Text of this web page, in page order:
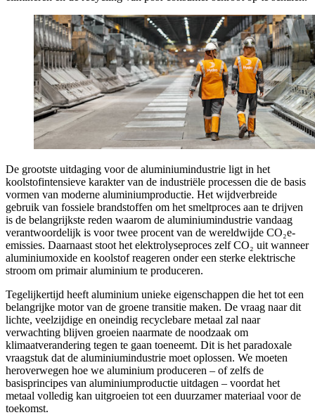
De grootste uitdaging voor de aluminiumindustrie ligt in het
koolstofintensieve karakter van de industriële processen die de basis
vormen van moderne aluminiumproductie. Het wijdverbreide
gebruik van fossiele brandstoffen om het smeltproces aan te drijven
is de belangrijkste reden waarom de aluminiumindustrie vandaag
verantwoordelijk is voor twee procent van de wereldwijde CO₂e-
emissies. Daarnaast stoot het elektrolyseproces zelf CO₂ uit wanneer
aluminiumoxide en koolstof reageren onder een sterke elektrische
stroom om primair aluminium te produceren.
Tegelijkertijd heeft aluminium unieke eigenschappen die het tot een
belangrijke motor van de groene transitie maken. De vraag naar dit
lichte, veelzijdige en oneindig recyclebare metaal zal naar
verwachting blijven groeien naarmate de noodzaak om
klimaatverandering tegen te gaan toeneemt. Dit is het paradoxale
vraagstuk dat de aluminiumindustrie moet oplossen. We moeten
heroverwegen hoe we aluminium produceren – of zelfs de
basisprincipes van aluminiumproductie uitdagen – voordat het
metaal volledig kan uitgroeien tot een duurzamer materiaal voor de
toekomst.